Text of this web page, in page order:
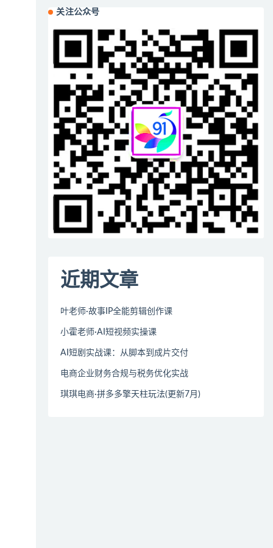
关注公众号
近期文章
叶老师·故事IP全能剪辑创作课
小霍老师·AI短视频实操课
AI短剧实战课：从脚本到成片交付
电商企业财务合规与税务优化实战
琪琪电商·拼多多擎天柱玩法(更新7月)